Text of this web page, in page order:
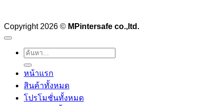
Copyright 2026 © MPintersafe co.,ltd.
ค้นหา:
หน้าแรก
สินค้าทั้งหมด
โปรโมชั่นทั้งหมด